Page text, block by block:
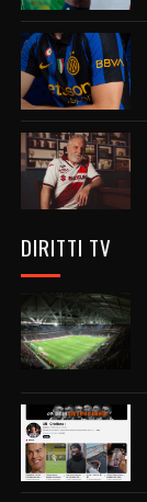
DIRITTI TV